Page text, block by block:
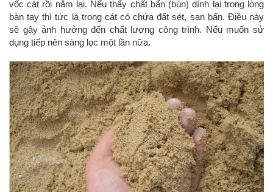
vốc cát rồi nắm lại. Nếu thấy chất bẩn (bùn) dính lại trong lòng
bàn tay thì tức là trong cát có chứa đất sét, sạn bẩn. Điều này
sẽ gây ảnh hưởng đến chất lượng công trình. Nếu muốn sử
dụng tiếp nên sàng lọc một lần nữa.